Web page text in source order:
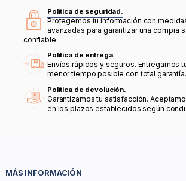
Política de seguridad.
Protegemos tu información con
avanzadas para garantizar una compra
confiable.
Política de entrega.
Envíos rápidos y seguros. Entregamos
menor tiempo posible con total garantía.
Política de devolución.
Garantizamos tu satisfacción.
en los plazos establecidos según
MÁS INFORMACIÓN